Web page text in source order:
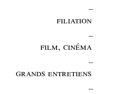
filiation
film, cinéma
grands entretiens